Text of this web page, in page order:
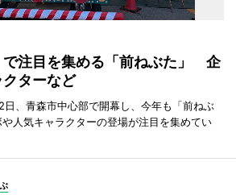
で注目を集める「前ねぶた」 企
ターなど
日、青森市中心部で開幕し、今年も「前ねぶ
人気キャラクターの登場が注目を集めてい